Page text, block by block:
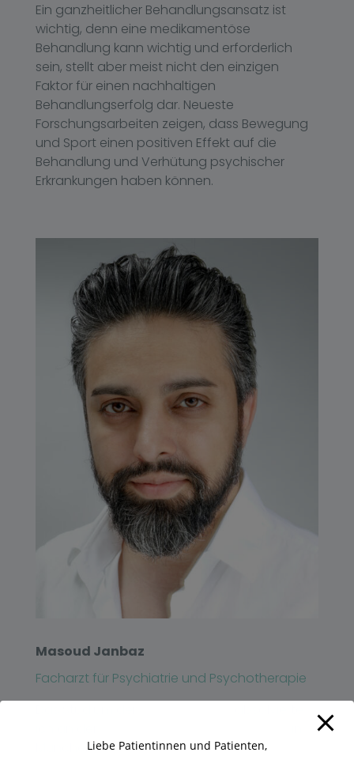
Ein ganzheitlicher Behandlungsansatz ist
wichtig, denn eine medikamentöse
Behandlung kann wichtig und erforderlich
sein, stellt aber meist nicht den einzigen
Faktor für einen nachhaltigen
Behandlungserfolg dar. Neueste
Forschungsarbeiten zeigen, dass Bewegung
und Sport einen positiven Effekt auf die
Behandlung und Verhütung psychischer
Erkrankungen haben können.
Masoud Janbaz
Facharzt für Psychiatrie und Psychotherapie
München.Liebe Patientinnen und Patienten,